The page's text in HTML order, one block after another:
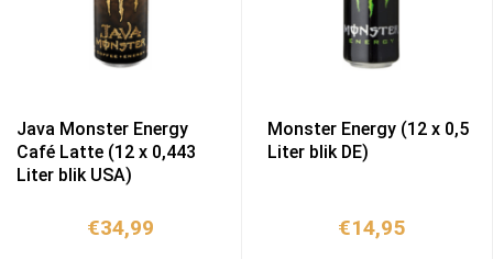
Java Monster Energy
Café Latte (12 x 0,443
Liter blik USA)
€34,99
Monster Energy (12 x 0,5
Liter blik DE)
€14,95